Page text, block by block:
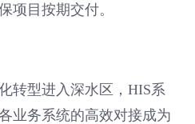
项目按期交付。
转型进入深水区，HIS系
业务系统的高效对接成为